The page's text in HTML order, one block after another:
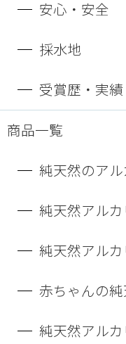
安心・安全
採水地
受賞歴・実績
商品一覧
純天然のアル
純天然アル
純天然アル
赤ちゃんの
純天然アルカ